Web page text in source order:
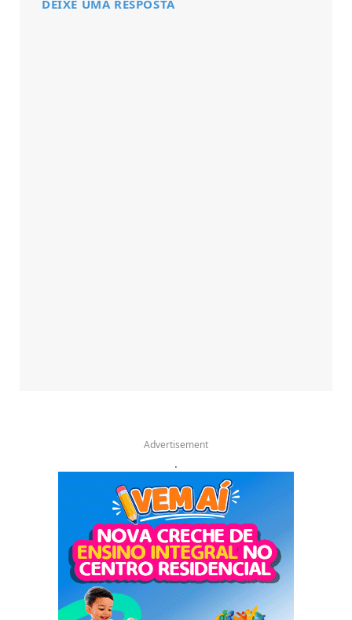
DEIXE UMA RESPOSTA
Advertisement
.